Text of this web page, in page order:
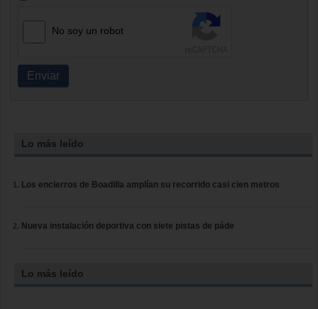
No soy un robot
Enviar
Lo más leído
Los encierros de Boadilla amplían su recorrido casi cien metros
Nueva instalación deportiva con siete pistas de páde
Lo más leído